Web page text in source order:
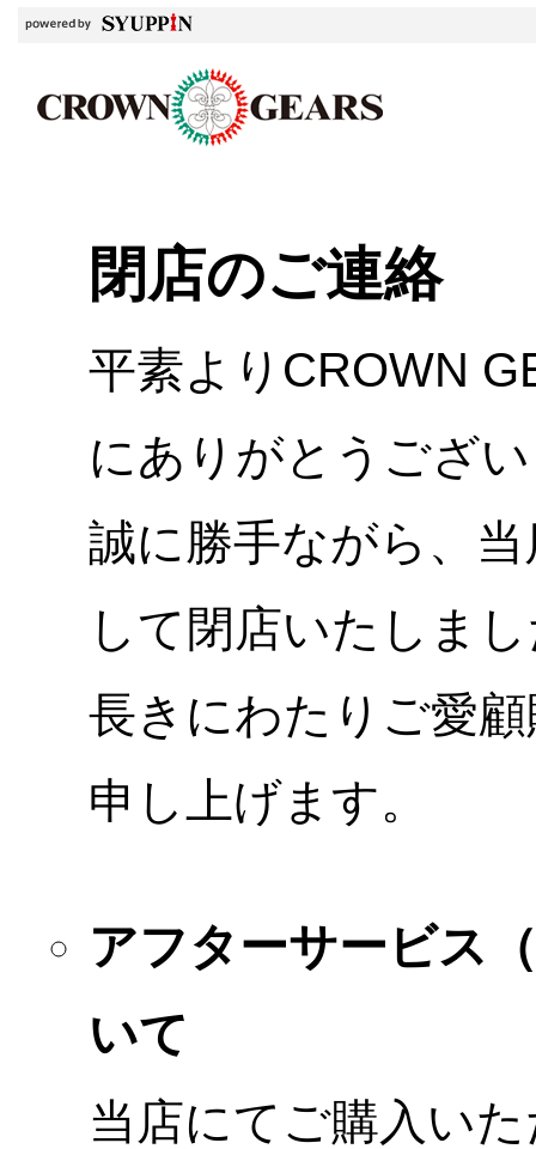
閉店のご連絡
平素よりCROWN
にありがとうござ
誠に勝手ながら、
して閉店いたしま
長きにわたりご愛
申し上げます。
アフターサービス
いて
当店にてご購入い